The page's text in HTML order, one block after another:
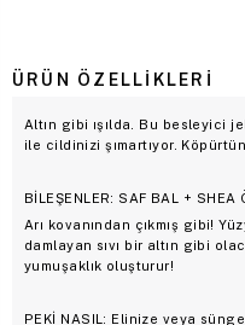
ÜRÜN ÖZELLIKLERI
Altın gibi ışılda. Bu besleyici
ile cildinizi şımartıyor.
BİLEŞENLER: SAF BAL + SHEA
Arı kovanından çıkmış gibi!
damlayan sıvı bir altın gibi
yumuşaklık oluşturur!
PEKİ NASIL: Elinize veya